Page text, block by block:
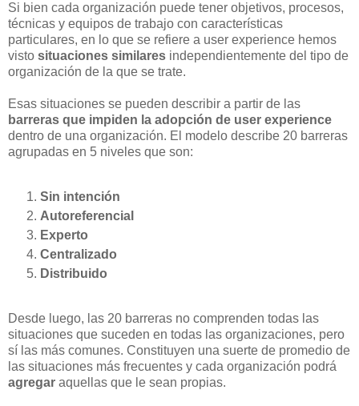
Si bien cada organización puede tener objetivos, procesos,
técnicas y equipos de trabajo con características
particulares, en lo que se refiere a user experience hemos
visto situaciones similares independientemente del tipo de
organización de la que se trate.
Esas situaciones se pueden describir a partir de las
barreras que impiden la adopción de user experience
dentro de una organización. El modelo describe 20 barreras
agrupadas en 5 niveles que son:
Sin intención
Autoreferencial
Experto
Centralizado
Distribuido
Desde luego, las 20 barreras no comprenden todas las
situaciones que suceden en todas las organizaciones, pero
sí las más comunes. Constituyen una suerte de promedio de
las situaciones más frecuentes y cada organización podrá
agregar aquellas que le sean propias.